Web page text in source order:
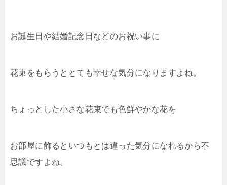
お誕生日や結婚記念日などのお祝い事に
花束をもらうととても幸せな気分になりますよね。
ちょっとした小さな花束でも色鮮やかな花を
お部屋に飾るといつもとは違った気分になれるから不
思議ですよね。